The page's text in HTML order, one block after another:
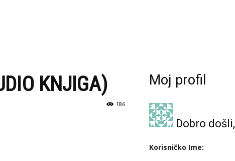
KNJIGA)
186
Moj profil
Dobro došli,
Korisničko Ime: